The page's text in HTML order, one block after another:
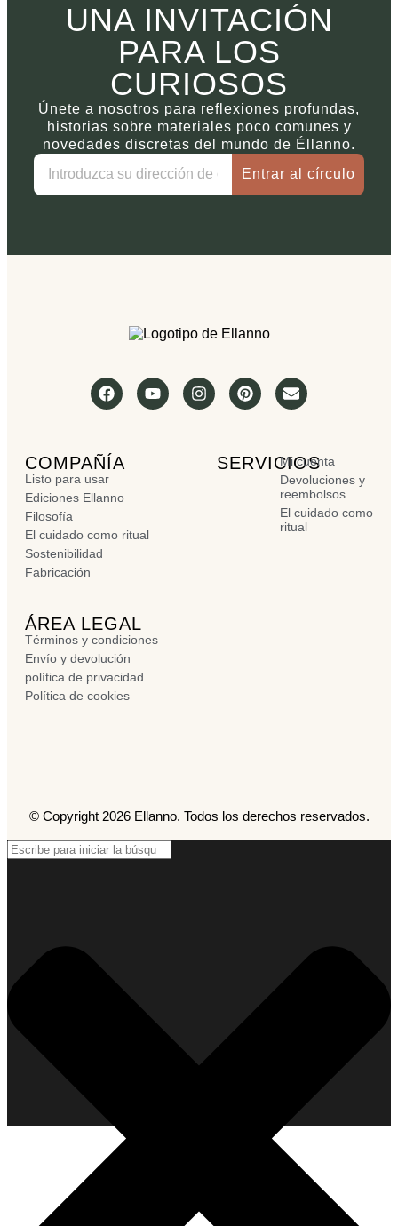
UNA INVITACIÓN
PARA LOS
CURIOSOS
Únete a nosotros para reflexiones profundas,
historias sobre materiales poco comunes y
novedades discretas del mundo de Éllanno.
Entrar al círculo
COMPAÑÍA
Listo para usar
Ediciones Ellanno
Filosofía
El cuidado como ritual
Sostenibilidad
Fabricación
SERVICIOS
Mi cuenta
Devoluciones y
reembolsos
El cuidado como
ritual
ÁREA LEGAL
Términos y condiciones
Envío y devolución
política de privacidad
Política de cookies
© Copyright 2026 Ellanno. Todos los derechos reservados.